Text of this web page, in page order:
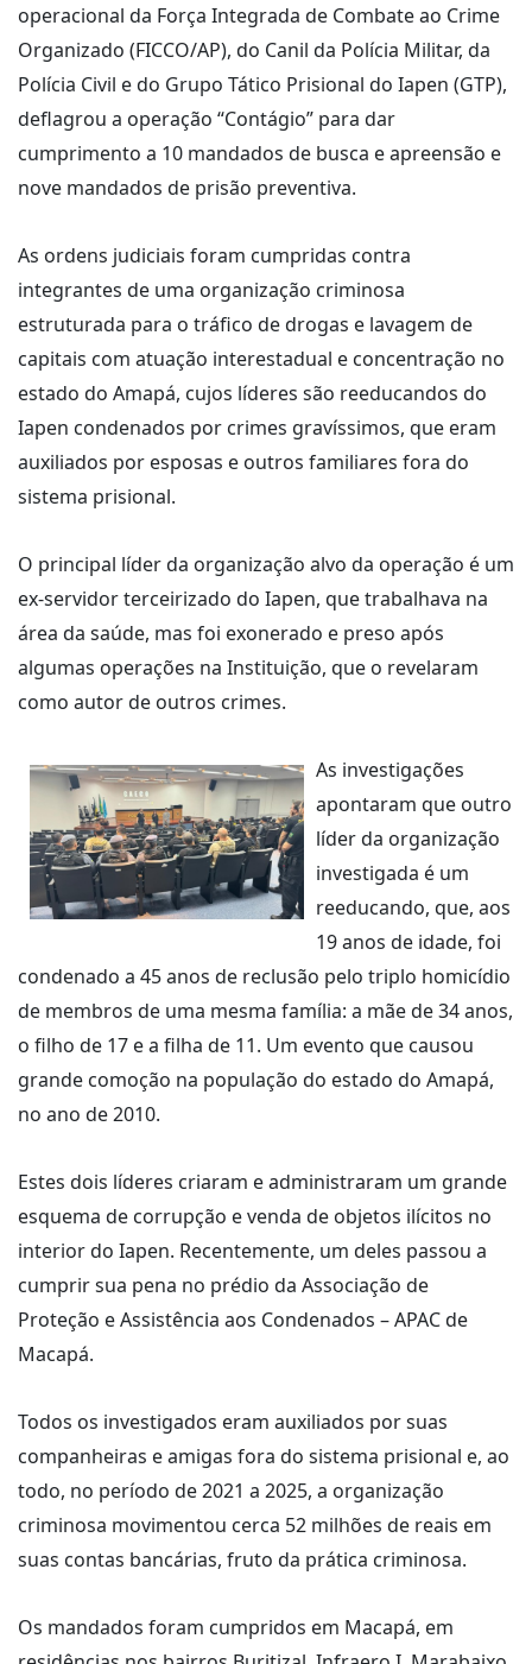
operacional da Força Integrada de Combate ao Crime
Organizado (FICCO/AP), do Canil da Polícia Militar, da
Polícia Civil e do Grupo Tático Prisional do Iapen (GTP),
deflagrou a operação “Contágio” para dar
cumprimento a 10 mandados de busca e apreensão e
nove mandados de prisão preventiva.
As ordens judiciais foram cumpridas contra
integrantes de uma organização criminosa
estruturada para o tráfico de drogas e lavagem de
capitais com atuação interestadual e concentração no
estado do Amapá, cujos líderes são reeducandos do
Iapen condenados por crimes gravíssimos, que eram
auxiliados por esposas e outros familiares fora do
sistema prisional.
O principal líder da organização alvo da operação é um
ex-servidor terceirizado do Iapen, que trabalhava na
área da saúde, mas foi exonerado e preso após
algumas operações na Instituição, que o revelaram
como autor de outros crimes.
As investigações
apontaram que outro
líder da organização
investigada é um
reeducando, que, aos
19 anos de idade, foi
condenado a 45 anos de reclusão pelo triplo homicídio
de membros de uma mesma família: a mãe de 34 anos,
o filho de 17 e a filha de 11. Um evento que causou
grande comoção na população do estado do Amapá,
no ano de 2010.
Estes dois líderes criaram e administraram um grande
esquema de corrupção e venda de objetos ilícitos no
interior do Iapen. Recentemente, um deles passou a
cumprir sua pena no prédio da Associação de
Proteção e Assistência aos Condenados – APAC de
Macapá.
Todos os investigados eram auxiliados por suas
companheiras e amigas fora do sistema prisional e, ao
todo, no período de 2021 a 2025, a organização
criminosa movimentou cerca 52 milhões de reais em
suas contas bancárias, fruto da prática criminosa.
Os mandados foram cumpridos em Macapá, em